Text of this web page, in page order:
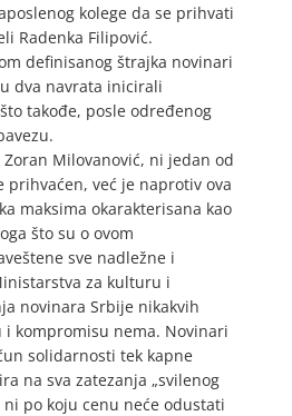
kolege da se prihvati
Radenka Filipović.
definisanog štrajka novinari
dva navrata inicirali
takođe, posle određenog
Milovanović, ni jedan od
prihvaćen, već je naprotiv ova
maksima okarakterisana kao
što su o ovom
sve nadležne i
za kulturu i
novinara Srbije nikakvih
i kompromisu nema. Novinari
solidarnosti tek kapne
na sva zatezanja „svilenog
po koju cenu neće odustati